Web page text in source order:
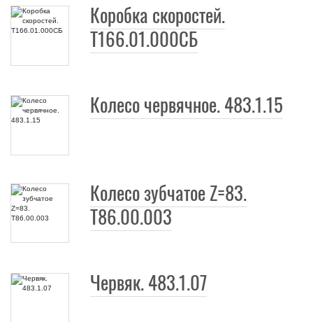
Коробка скоростей.
Т166.01.000СБ
Колесо червячное. 483.1.15
Колесо зубчатое Z=83.
Т86.00.003
Червяк. 483.1.07